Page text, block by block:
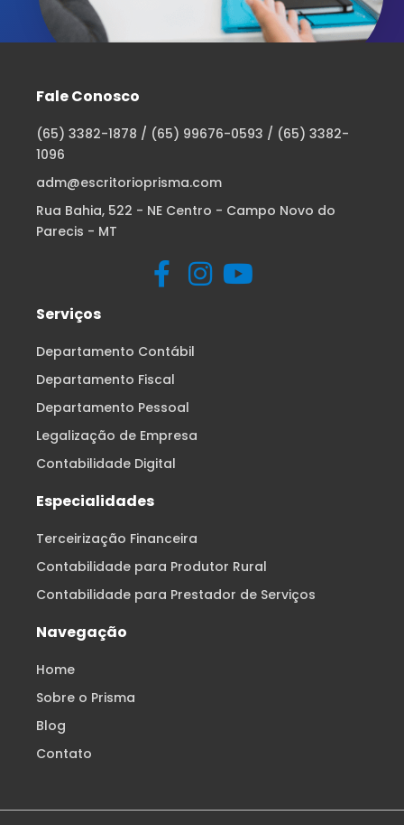
Fale Conosco
(65) 3382-1878 / (65) 99676-0593 / (65) 3382-
1096
adm@escritorioprisma.com
Rua Bahia, 522 - NE Centro - Campo Novo do
Parecis - MT
Serviços
Departamento Contábil
Departamento Fiscal
Departamento Pessoal
Legalização de Empresa
Contabilidade Digital
Especialidades
Terceirização Financeira
Contabilidade para Produtor Rural
Contabilidade para Prestador de Serviços
Navegação
Home
Sobre o Prisma
Blog
Contato